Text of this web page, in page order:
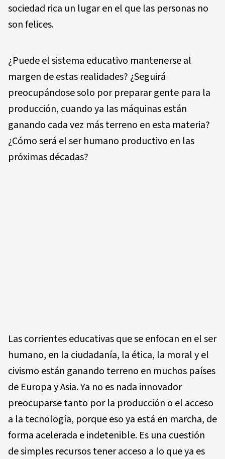
sociedad rica un lugar en el que las personas no
son felices.
¿Puede el sistema educativo mantenerse al
margen de estas realidades? ¿Seguirá
preocupándose solo por preparar gente para la
producción, cuando ya las máquinas están
ganando cada vez más terreno en esta materia?
¿Cómo será el ser humano productivo en las
próximas décadas?
Las corrientes educativas que se enfocan en el ser
humano, en la ciudadanía, la ética, la moral y el
civismo están ganando terreno en muchos países
de Europa y Asia. Ya no es nada innovador
preocuparse tanto por la producción o el acceso
a la tecnología, porque eso ya está en marcha, de
forma acelerada e indetenible. Es una cuestión
de simples recursos tener acceso a lo que ya es